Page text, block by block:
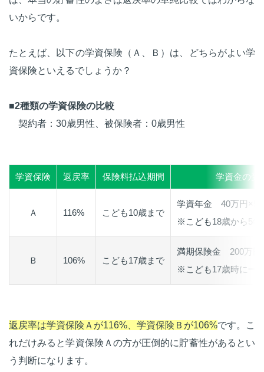
いからです。
たとえば、以下の学資保険（Ａ、Ｂ）は、どちらがよい学
資保険といえるでしょうか？
■2種類の学資保険の比較
契約者：30歳男性、被保険者：0歳男性
学資保険 返戻率 保険料払込期間 学資金の受
Ａ 116% こども10歳まで
学資年金 40万円×5
※こども18歳から5年
Ｂ 106% こども17歳まで
満期保険金 200万円
※こども17歳時に一
返戻率は学資保険Ａが116%、学資保険Ｂが106%です。こ
れだけみると学資保険Ａの方が圧倒的に貯蓄性があるとい
う判断になります。